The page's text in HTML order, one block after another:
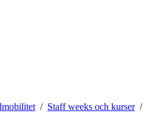
Staff weeks och kurser